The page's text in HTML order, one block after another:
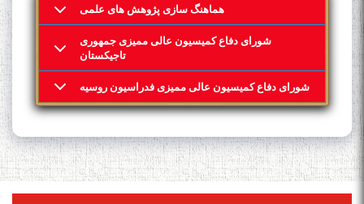
هماهنگ سازی پژوهش های علمی
شورای دفاع کمیسیون عالی ممیزی جمهوری
تاجیکستان
شورای دفاع کمیسیون عالی ممیزی فدراسیون روسیه